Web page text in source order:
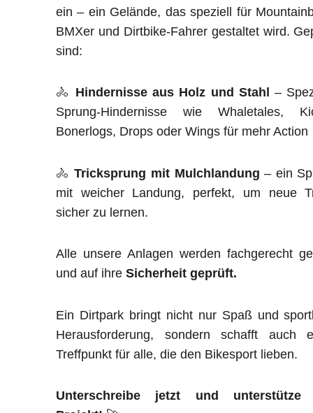
ein – ein Gelände, das speziell für
BMXer und Dirtbike-Fahrer gestaltet wird.
sind:
🚴 Hindernisse aus Holz und Stahl
–
Sprung-Hindernisse wie Whaletales,
Bonerlogs, Drops oder Wings für mehr Action
🚴Tricksprung mit Mulchlandung – ein
mit weicher Landung, perfekt, um neue
sicher zu lernen.
Alle unsere Anlagen werden fachgerecht
und auf ihre Sicherheit geprüft.
Ein Dirtpark bringt nicht nur Spaß und
Herausforderung, sondern schafft auch
Treffpunkt für alle, die den Bikesport lieben.
Unterschreibe jetzt und unterstütze